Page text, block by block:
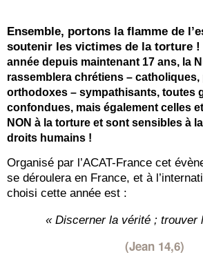
Ensemble, portons la flamme de
soutenir les victimes de la torture !​
année depuis maintenant 17 ans, la
rassemblera chrétiens –
orthodoxes – sympathisants, toutes
confondues, mais également celles
NON à la torture et sont sensibles à
droits humains !
Organisé par l’ACAT-France cet
se déroulera en France, et à
choisi cette année est :
« Discerner la vérité ; trouver
(Jean 14,6)